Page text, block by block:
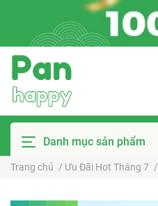
Danh mục sản phẩm
Trang chủ / Ưu Đãi Hot Tháng 7 /